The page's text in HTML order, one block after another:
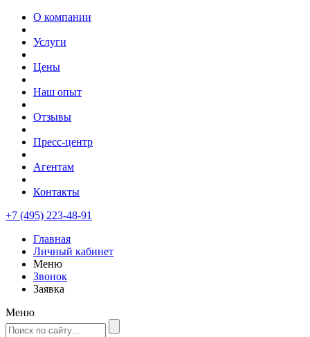
О компании
Услуги
Цены
Наш опыт
Отзывы
Пресс-центр
Агентам
Контакты
+7 (495) 223-48-91
Главная
Личный кабинет
Меню
Звонок
Заявка
Меню